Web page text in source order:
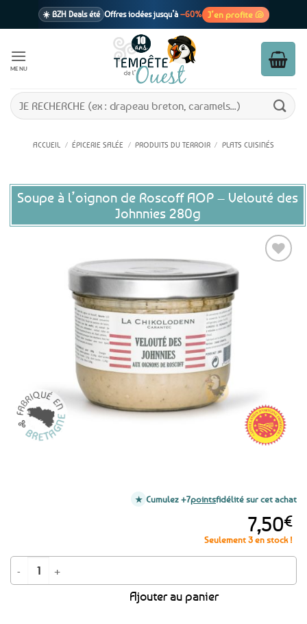
☀️ BZH Deals été Offres iodées jusqu’à –60% J’en profite 🐚
1 cadeau offertdès 39€ d’achats
En point relais dès 3,95€ seulement
MENU
Recherche
pour :
ACCUEIL / ÉPICERIE SALÉE / PRODUITS DU TERROIR / PLATS CUISINÉS
Soupe à l’oignon de Roscoff AOP – Velouté des
Johnnies 280g
7,50€
Seulement 3 en stock !
quantité de Soupe à l'oignon de Roscoff AOP - Velouté des Johnnies 280g
Ajouter au panier
Cumulez +7pointsfidélité sur cet achat